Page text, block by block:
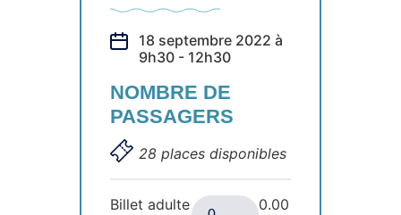
18 septembre 2022 à
9h30 - 12h30
NOMBRE DE
PASSAGERS
28 places disponibles
Billet adulte
0.00